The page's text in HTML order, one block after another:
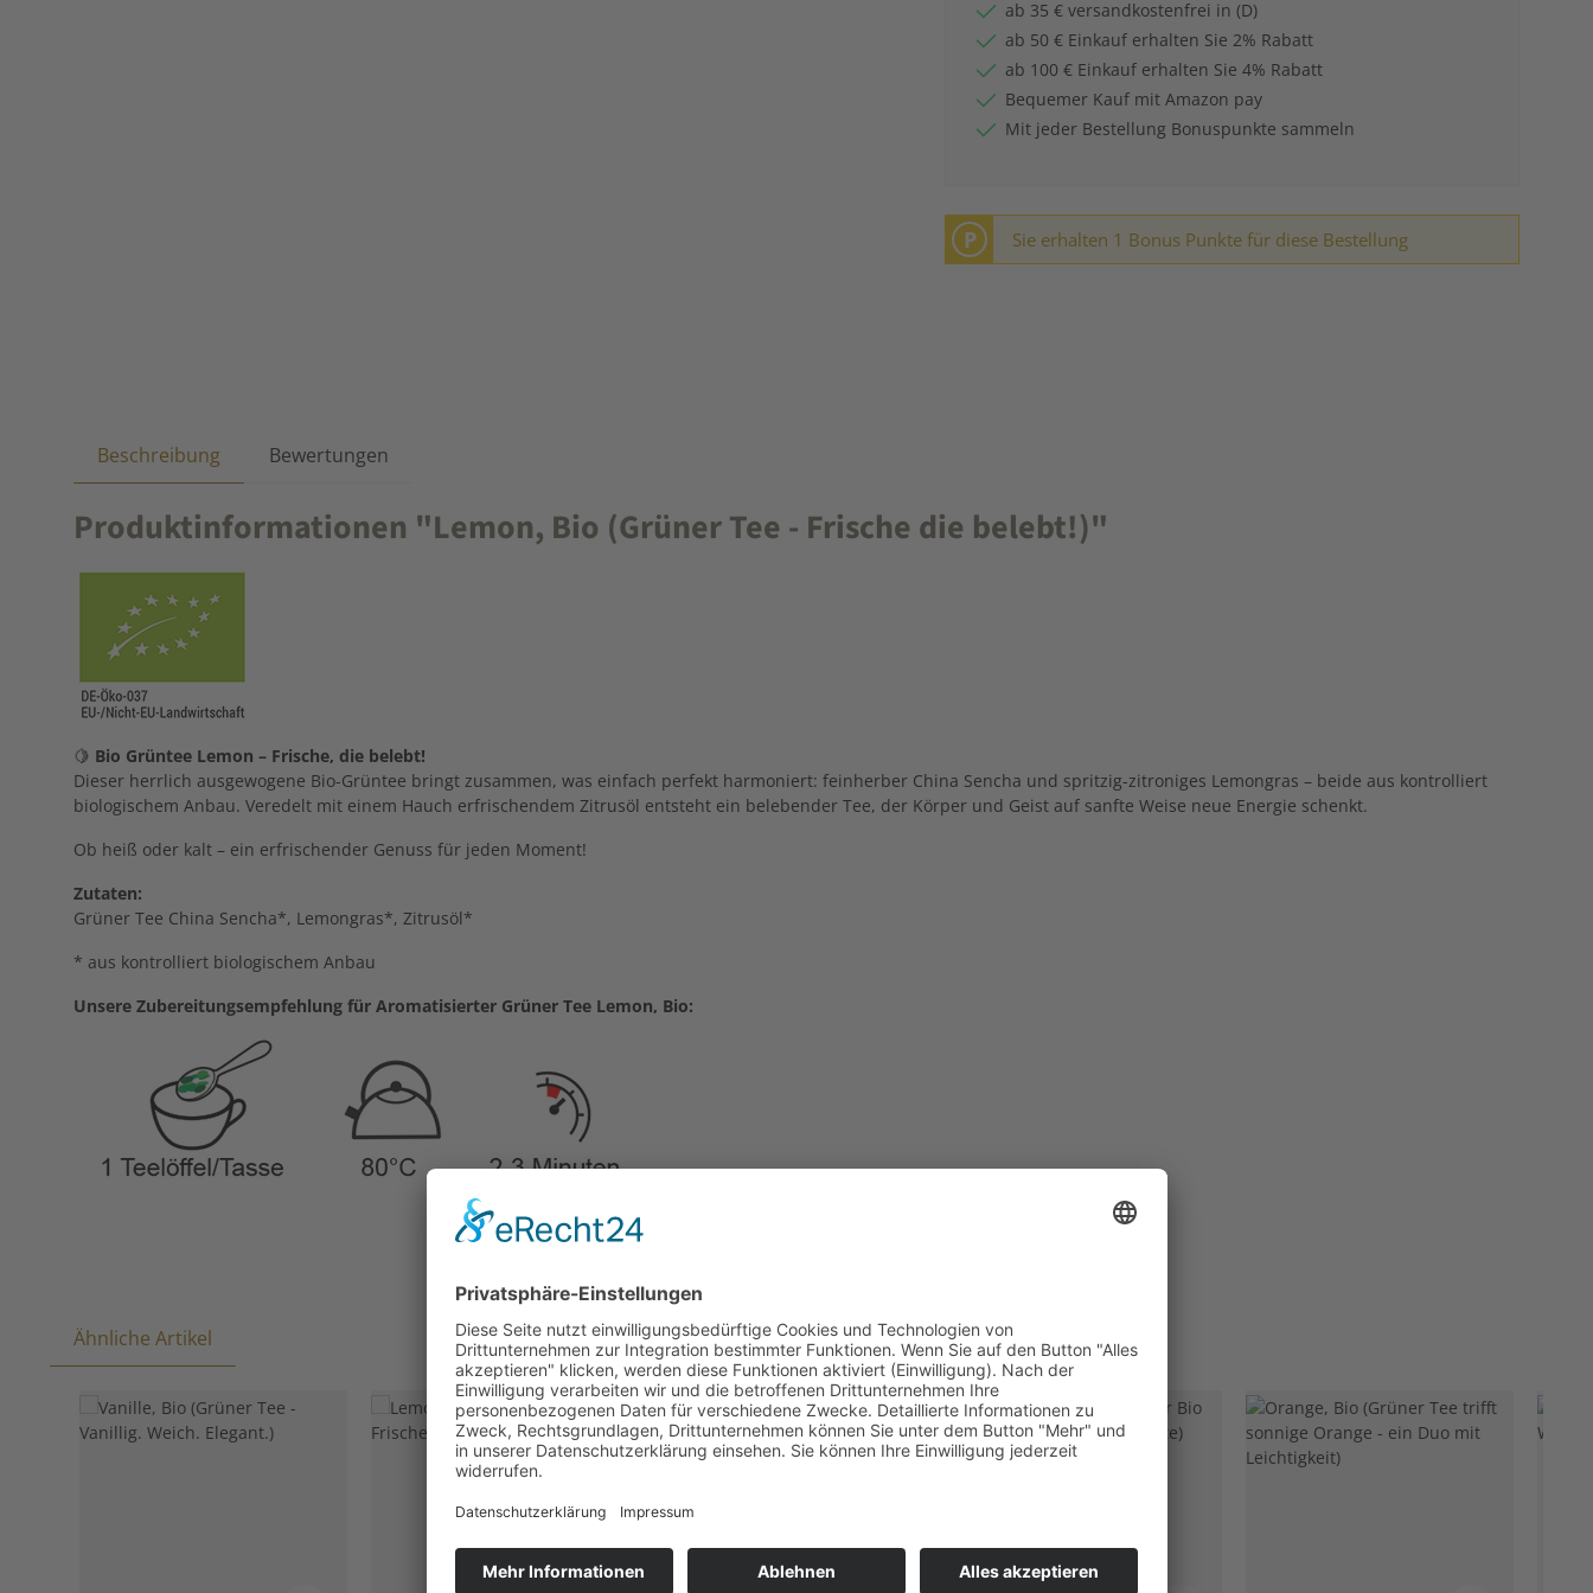
ab 35 € versandkostenfrei in (D)
ab 50 € Einkauf erhalten Sie 2% Rabatt
ab 100 € Einkauf erhalten Sie 4% Rabatt
Bequemer Kauf mit Amazon pay
Mit jeder Bestellung Bonuspunkte sammeln
P Sie erhalten 1 Bonus Punkte für diese Bestellung
Beschreibung Bewertungen
Produktinformationen "Lemon, Bio (Grüner Tee - Frische die belebt!)"
🍋 Bio Grüntee Lemon – Frische, die belebt!
Dieser herrlich ausgewogene Bio-Grüntee bringt zusammen, was einfach perfekt harmoniert: feinherber China Sencha und spritzig-zitroniges Lemongras – beide aus kontrolliert
biologischem Anbau. Veredelt mit einem Hauch erfrischendem Zitrusöl entsteht ein belebender Tee, der Körper und Geist auf sanfte Weise neue Energie schenkt.
Ob heiß oder kalt – ein erfrischender Genuss für jeden Moment!
Zutaten:
Grüner Tee China Sencha*, Lemongras*, Zitrusöl*
* aus kontrolliert biologischem Anbau
Unsere Zubereitungsempfehlung für Aromatisierter Grüner Tee Lemon, Bio:
Ähnliche Artikel
Produktgalerie überspringen